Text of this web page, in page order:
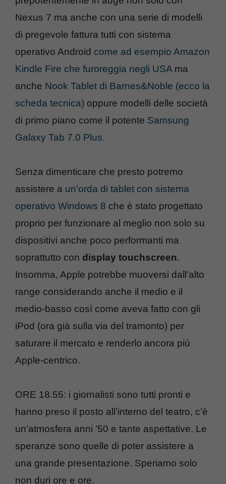
Nexus 7 ma anche con una serie di modelli
di pregevole fattura tutti con sistema
operativo Android come ad esempio Amazon
Kindle Fire che furoreggia negli USAma
anche Nook Tablet di Barnes&Noble (ecco la
scheda tecnica) oppure modelli delle società
di primo piano come il potente Samsung
Galaxy Tab 7.0 Plus.
Senza dimenticare che presto potremo
assistere a un’orda di tablet con sistema
operativo Windows 8 che è stato progettato
proprio per funzionare al meglio non solo su
dispositivi anche poco performanti ma
soprattutto con display touchscreen.
Insomma, Apple potrebbe muoversi dall’alto
range considerando anche il medio e il
medio-basso così come aveva fatto con gli
iPod (ora già sulla via del tramonto) per
saturare il mercato e renderlo ancora più
Apple-centrico.
ORE 18.55: i giornalisti sono tutti pronti e
hanno preso il posto all’interno del teatro, c’è
un’atmosfera anni ’50 e tante aspettative. Le
speranze sono quelle di poter assistere a
una grande presentazione. Speriamo solo
non duri ore e ore.